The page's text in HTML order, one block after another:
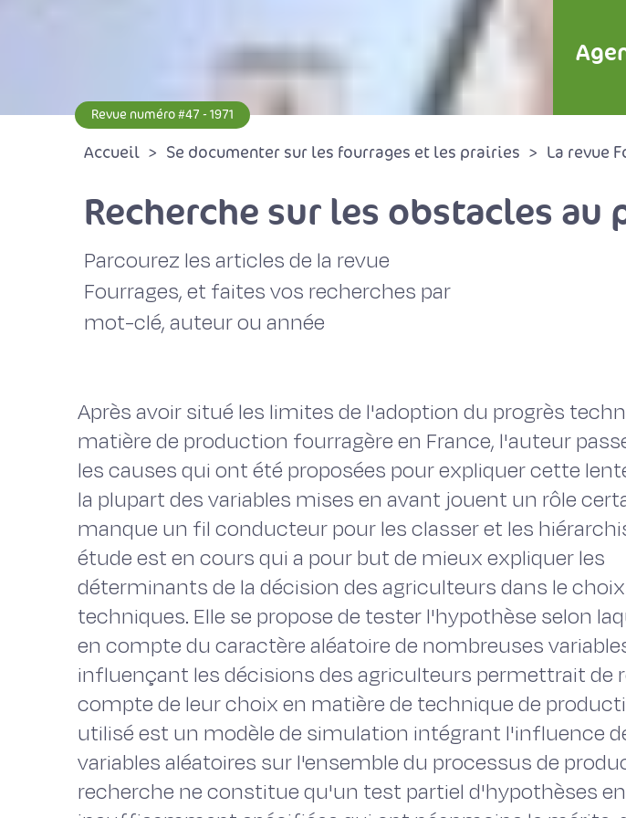
Revue numéro #47 - 1971
Accueil Se documenter sur les fourrages et les prairies La revue
Recherche sur les obstacles
Parcourez les articles de la revue
Fourrages, et faites vos recherches par
mot-clé, auteur ou année
Après avoir situé les limites de l'adoption du progrès
matière de production fourragère en France, l'auteur
les causes qui ont été proposées pour expliquer cette
la plupart des variables mises en avant jouent un rôle
manque un fil conducteur pour les classer et les
étude est en cours qui a pour but de mieux expliquer les
déterminants de la décision des agriculteurs dans le
techniques. Elle se propose de tester l'hypothèse selon
en compte du caractère aléatoire de nombreuses
influençant les décisions des agriculteurs permettrait de
compte de leur choix en matière de technique de
utilisé est un modèle de simulation intégrant l'influence
variables aléatoires sur l'ensemble du processus de
recherche ne constitue qu'un test partiel d'hypothèses